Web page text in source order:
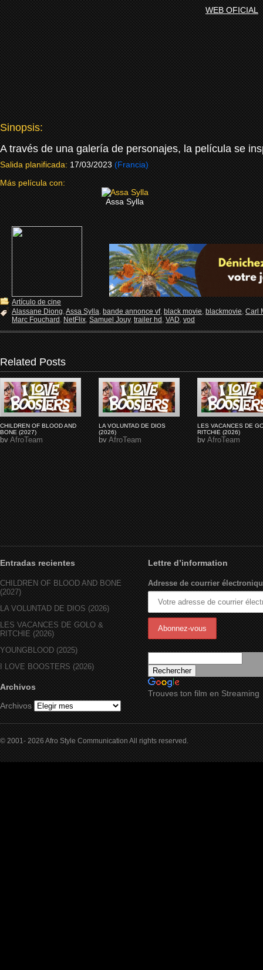
WEB OFICIAL
Sinopsis:
A través de una galería de personajes, la película se
Salida planificada:17/03/2023 (Francia)
Más película con:
Assa Sylla
Artículo de cine
Alassane Diong,Assa Sylla,bande annonce vf,black movie,blackmovie,Carl
Marc Fouchard,NetFlix,Samuel Jouy,trailer hd,VAD,vod
Related Posts
CHILDREN OF BLOOD AND
BONE (2027)
byAfroTeam
LA VOLUNTAD DE DIOS
(2026)
byAfroTeam
LES VACANCES DE
RITCHIE (2026)
byAfroTeam
Entradas recientes
CHILDREN OF BLOOD AND BONE
(2027)
LA VOLUNTAD DE DIOS (2026)
LES VACANCES DE GOLO &
RITCHIE (2026)
YOUNGBLOOD (2025)
I LOVE BOOSTERS (2026)
Archivos
Archivos
Lettre d’information
Adresse de courrier
Trouves ton film en Streaming
© 2001- 2026 Afro Style Communication All rights reserved.